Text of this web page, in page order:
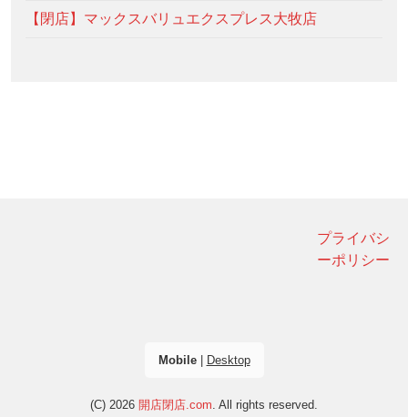
【閉店】マックスバリュエクスプレス大牧店
プライバシ
ーポリシー
Mobile| Desktop
(C) 2026 開店閉店.com . All rights reserved.